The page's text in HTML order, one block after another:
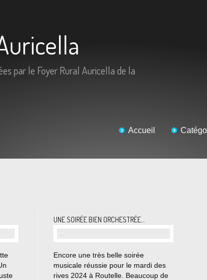
par le Foyer Rural Auricella de la
Accueil
UNE SOIRÉE BIEN ORCHESTRÉE…
Encore une très belle soirée
musicale réussie pour le mardi des
rives 2024 à Routelle. Beaucoup de